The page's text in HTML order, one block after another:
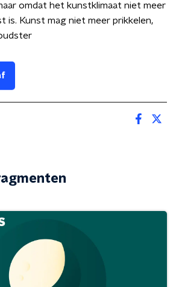
omdat het kunstklimaat niet meer
is. Kunst mag niet meer prikkelen,